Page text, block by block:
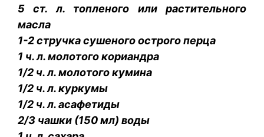
5 ст. л. топленого или растительного
масла
1-2 стручка сушеного острого перца
1 ч. л. молотого кориандра
1/2 ч. л. молотого кумина
1/2 ч. л. куркумы
1/2 ч. л. асафетиды
2/3 чашки (150 мл) воды